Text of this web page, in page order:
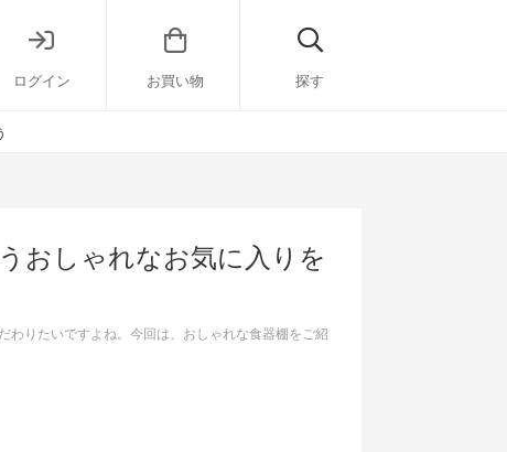
ログイン お買い物 探す
おしゃれなお気に入りを
わりたいですよね。今回は、おしゃれな食器棚をご紹